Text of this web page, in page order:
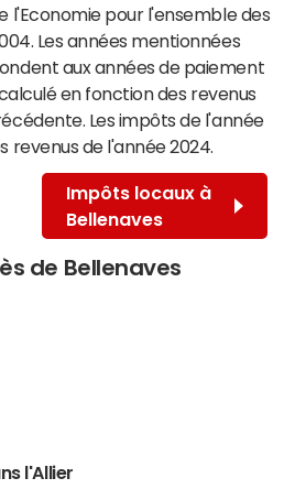
l'Economie pour l'ensemble des
Les années mentionnées
aux années de paiement
en fonction des revenus
Les impôts de l'année
revenus de l'année 2024.
Impôts locaux à
Bellenaves
de Bellenaves
l'Allier